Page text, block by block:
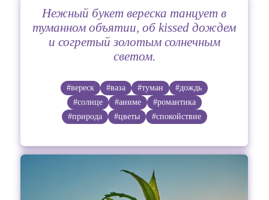
Нежный букет вереска танцует в
туманном объятии, об kissed дождем
и согретый золотым солнечным
светом.
#вереск #ваза #туман
#дождь
#солнце
#аниме
#романтика
#природа
#цветы #спокойствие